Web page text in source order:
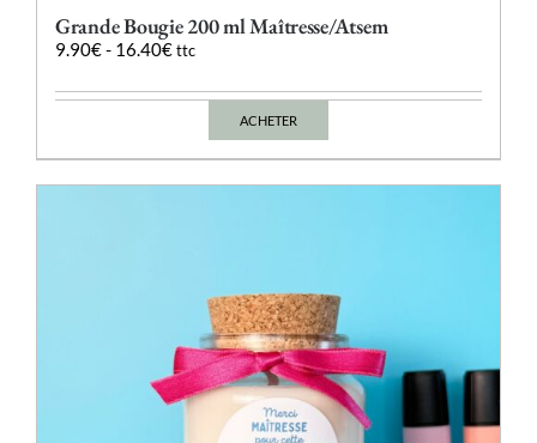
Grande Bougie 200 ml Maîtresse/Atsem
9.90€- 16.40€ ttc
ACHETER
Ce
être
choisies
sur
la
page
du
produit